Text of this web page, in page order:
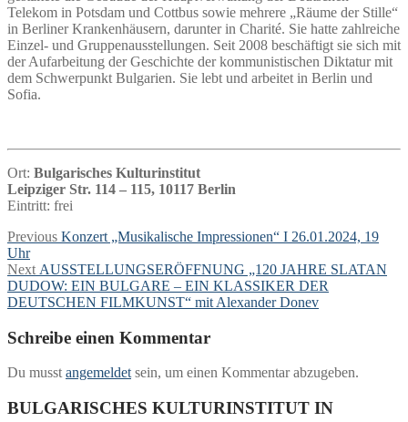
Telekom in Potsdam und Cottbus sowie mehrere „Räume der Stille“
in Berliner Krankenhäusern, darunter in Charité. Sie hatte zahlreiche
Einzel- und Gruppenausstellungen. Seit 2008 beschäftigt sie sich mit
der Aufarbeitung der Geschichte der kommunistischen Diktatur mit
dem Schwerpunkt Bulgarien. Sie lebt und arbeitet in Berlin und
Sofia.
Ort: Bulgarisches Kulturinstitut
Leipziger Str. 114 – 115, 10117 Berlin
Eintritt: frei
Beitragsnavigation
Previous Previous
Konzert „Musikalische Impressionen“ I 26.01.2024, 19
Uhr
Next Next
post:
AUSSTELLUNGSERÖFFNUNG „120 JAHRE SLATAN
DUDOW: EIN BULGARE – EIN KLASSIKER DER
DEUTSCHEN FILMKUNST“ mit Alexander Donev
Schreibe einen Kommentar
Du musst angemeldet sein, um einen Kommentar abzugeben.
BULGARISCHES KULTURINSTITUT IN